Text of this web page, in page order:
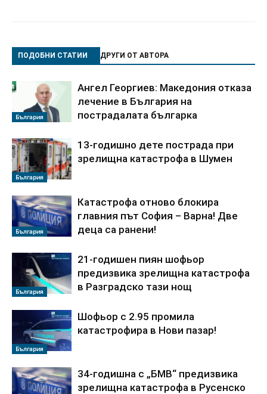
ПОДОБНИ СТАТИИ ДРУГИ ОТ АВТОРА
България
Ангел Георгиев: Македония отказа
лечение в България на
пострадалата българка
България
13-годишно дете пострада при
зрелищна катастрофа в Шумен
България
Катастрофа отново блокира
главния път София – Варна! Две
деца са ранени!
България
21-годишен пиян шофьор
предизвика зрелищна катастрофа
в Разградско тази нощ
България
Шофьор с 2.95 промила
катастрофира в Нови пазар!
34-годишна с „БМВ“ предизвика
зрелищна катастрофа в Русенско